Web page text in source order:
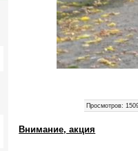
Просмотров:
Внимание, акция